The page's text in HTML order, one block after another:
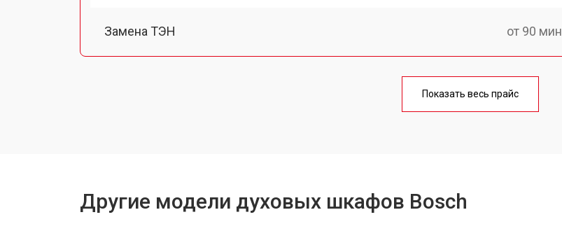
Замена ТЭН от 90 мин
от 60 мин
Показать весь прайс
Другие модели духовых шкафов Bosch